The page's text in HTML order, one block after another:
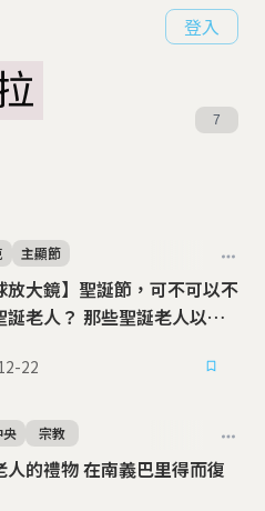
登入
7
放大鏡】聖誕節，可不可以不
誕老人？ 那些聖誕老人以外
主顯節
22
人的禮物 在南義巴里得而復
央 宗教